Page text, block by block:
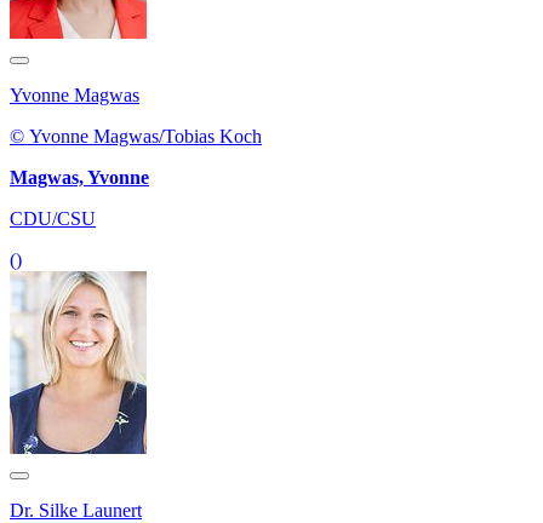
Yvonne Magwas
© Yvonne Magwas/Tobias Koch
Magwas, Yvonne
CDU/CSU
()
Dr. Silke Launert